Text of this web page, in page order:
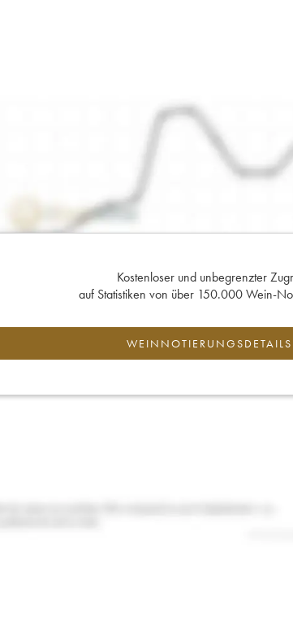
Kostenloser und unbegrenzter
auf Statistiken von über 150.000 Wein-
WEINNOTIERUNGSDETAILS